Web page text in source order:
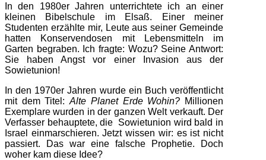
In den 1980er Jahren unterrichtete ich an einer
kleinen Bibelschule im Elsaß. Einer meiner
Studenten erzählte mir, Leute aus seiner Gemeinde
hatten Konservendosen mit Lebensmitteln im
Garten begraben. Ich fragte: Wozu? Seine Antwort:
Sie haben Angst vor einer Invasion aus der
Sowietunion!
In den 1970er Jahren wurde ein Buch veröffentlicht
mit dem Titel:Alte Planet Erde Wohin? Millionen
Exemplare wurden in der ganzen Welt verkauft. Der
Verfasser behauptete, die Sowietunion wird bald in
Israel einmarschieren. Jetzt wissen wir: es ist nicht
passiert. Das war eine falsche Prophetie. Doch
woher kam diese Idee?